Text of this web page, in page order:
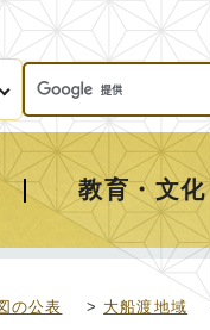
教育・文化
の公表 > 大船渡地域